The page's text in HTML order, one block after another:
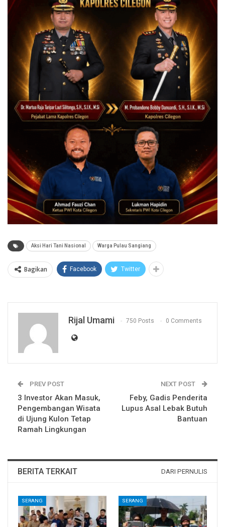
Aksi Hari Tani Nasional Warga Pulau Sangiang
Bagikan Facebook Twitter
Rijal Umami 750 Posts 0 Comments
PREV POST
3 Investor Akan Masuk,
Pengembangan Wisata
di Ujung Kulon Tetap
Ramah Lingkungan
NEXT POST
Feby, Gadis Penderita
Lupus Asal Lebak Butuh
Bantuan
BERITA TERKAIT DARI PERNULIS
SERANG SERANG